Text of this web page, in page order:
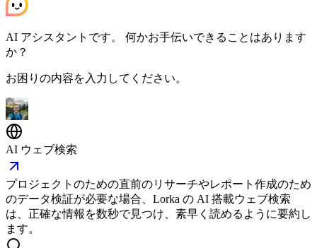
AI アシスタントです。 何かお手伝いできることはあります
か？
お困りの内容を入力してください。
AI ウェブ検索
プロジェクトのための直前のリサーチやレポート作成のため
のデータ検証が必要な場合、Lorka の AI 搭載ウェブ検索
は、正確な情報を数秒で見つけ、素早く読めるように要約し
ます。